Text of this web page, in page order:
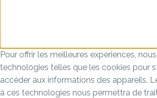
Pour offrir les meilleures expériences,
technologies telles que les cookies pour
accéder aux informations des appareils.
à ces technologies nous permettra de